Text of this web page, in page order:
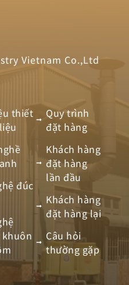
Vietnam Co.,Ltd
thiết
đúc
Quy trình
đặt hàng
Khách hàng
đặt hàng
lần đầu
Khách hàng
đặt hàng lại
Câu hỏi
thường gặp